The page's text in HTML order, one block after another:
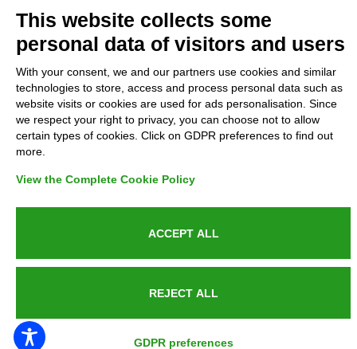
PUBLIC SERVICE ANNOUNCEMENT
Complaints
Refunds and Indemnities
Contacts
Azienda certificata UNI EN ISO 9001:2015
P.IVA 05538100727 - C.so Italia n.8 70123, BARI
This website collects some
personal data of visitors and users
With your consent, we and our partners use cookies and similar
technologies to store, access and process personal data such as
website visits or cookies are used for ads personalisation. Since
we respect your right to privacy, you can choose not to allow
certain types of cookies. Click on GDPR preferences to find out
more.
View the Complete Cookie Policy
ACCEPT ALL
REJECT ALL
GDPR preferences